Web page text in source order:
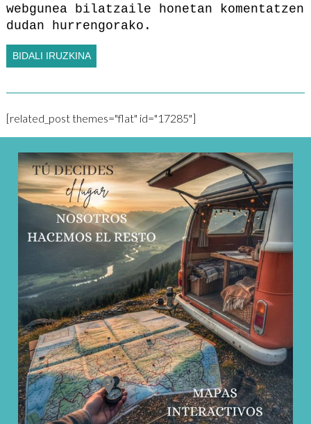
webgunea bilatzaile honetan komentatzen
dudan hurrengorako.
[related_post themes="flat" id="17285"]